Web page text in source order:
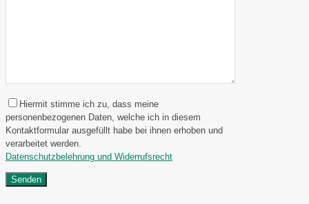
Hiermit stimme ich zu, dass meine
personenbezogenen Daten, welche ich in diesem
Kontaktformular ausgefüllt habe bei ihnen erhoben und
verarbeitet werden.
Datenschutzbelehrung und Widerrufsrecht